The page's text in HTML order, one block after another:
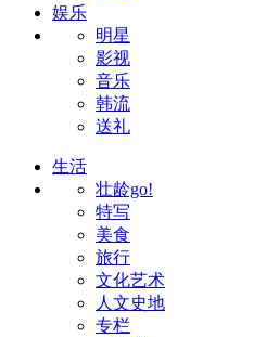
娱乐
明星
影视
音乐
韩流
送礼
生活
壮龄go!
特写
美食
旅行
文化艺术
人文史地
专栏